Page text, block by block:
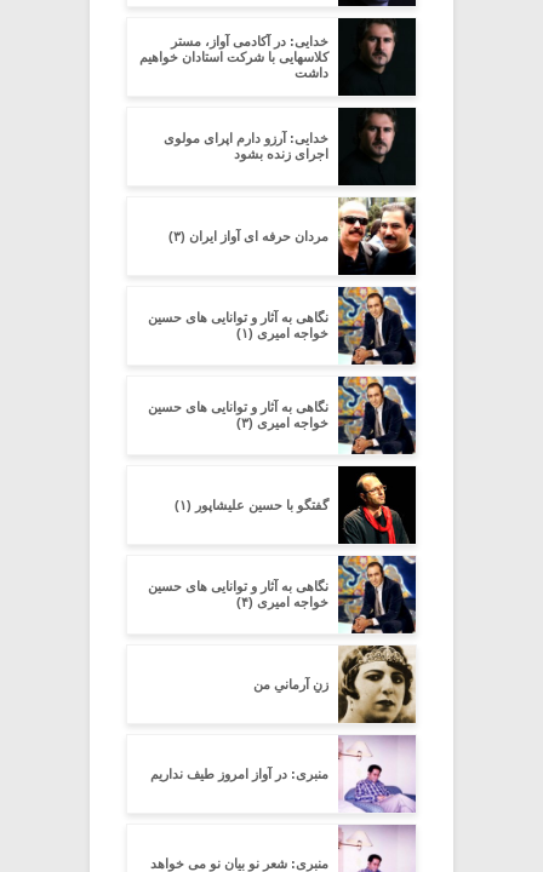
خدایی: در آکادمی آواز، مستر
کلاسهایی با شرکت استادان خواهیم
داشت
خدایی: آرزو دارم اپرای مولوی
اجرای زنده بشود
مردان حرفه ای آواز ایران (۳)
نگاهی به آثار و توانایی های حسین
خواجه امیری (۱)
نگاهی به آثار و توانایی های حسین
خواجه امیری (۳)
گفتگو با حسین علیشاپور (۱)
نگاهی به آثار و توانایی های حسین
خواجه امیری (۴)
زنِ آرمانیِ من
منبری: در آواز امروز طیف نداریم
منبری: شعر نو بیان نو می خواهد